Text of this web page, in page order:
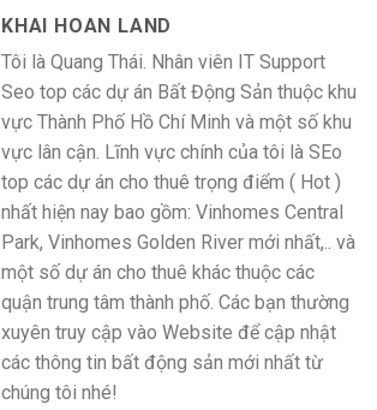
KHAI HOAN LAND
Tôi là Quang Thái. Nhân viên IT Support
Seo top các dự án Bất Động Sản thuộc khu
vực Thành Phố Hồ Chí Minh và một số khu
vực lân cận. Lĩnh vực chính của tôi là SEo
top các dự án cho thuê trọng điểm ( Hot )
nhất hiện nay bao gồm: Vinhomes Central
Park, Vinhomes Golden River mới nhất,.. và
một số dự án cho thuê khác thuộc các
quận trung tâm thành phố. Các bạn thường
xuyên truy cập vào Website để cập nhật
các thông tin bất động sản mới nhất từ
chúng tôi nhé!